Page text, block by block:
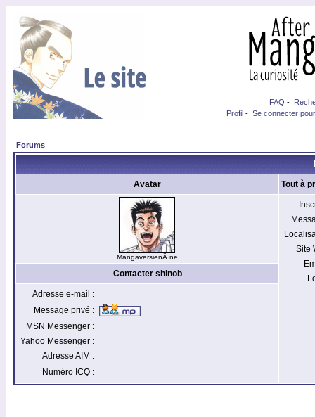
FAQ -
Profil - Se connecter
Forums
Avatar Tout à
MangaversienÂ·ne
Site
Contacter shinob
Adresse e-mail :
Message privé :
MSN Messenger :
Yahoo Messenger :
Adresse AIM :
Numéro ICQ :